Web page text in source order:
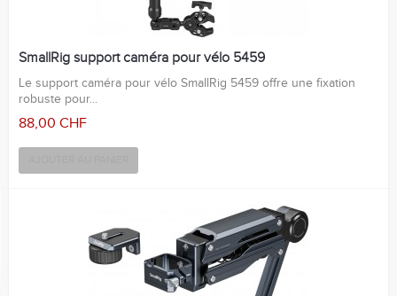
SmallRig support caméra pour vélo 5459
Le support caméra pour vélo SmallRig 5459 offre une fixation
robuste pour...
88,00 CHF